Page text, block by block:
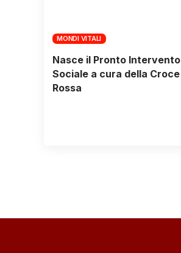
MONDI VITALI
Nasce il Pronto Intervento
Sociale a cura della Croce
Rossa